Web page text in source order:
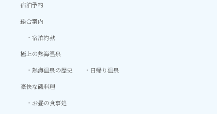
宿泊予約
総合案内
宿泊約款
極上の熱海温泉
熱海温泉の歴史
日帰り温泉
豪快な磯料理
お昼の食事処